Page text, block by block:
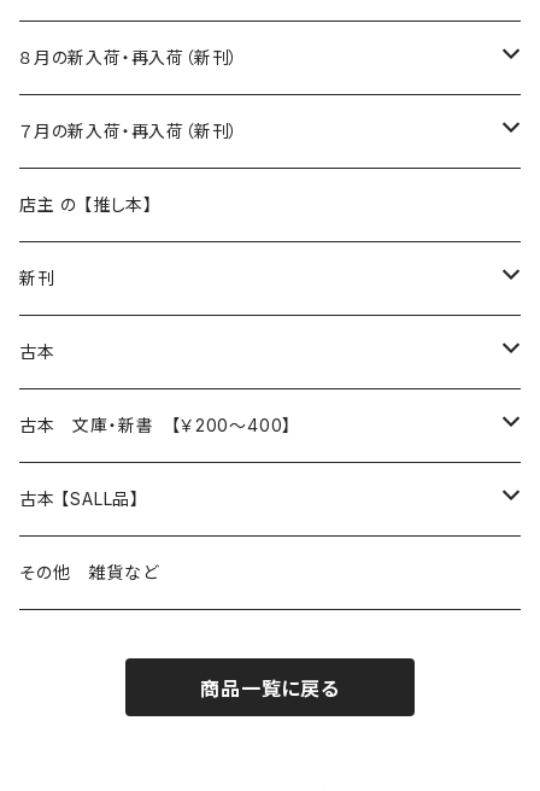
８月の新入荷・再入荷（新刊）
新入荷
再入荷
７月の新入荷・再入荷（新刊）
新入荷
再入荷
店主 の 【推し本】
新刊
本 の あれこれ
読書のこと
本屋のこと
文芸
近代小説 エッセイ 戯曲（日本人作家）
現代小説 エッセイ 戯曲（日本人作家）
現代小説 エッセイ 戯曲（外国人作家）
日々 の できこと
日常の 風景 群像
生き方 ライフスタイル
人生 生き方 について考える
食べ物 料理
古本
本 の あれこれ
読書のこと
本屋のこと
日本文学
小説 エッセイ 戯曲（日本人作家）
海外文学
詩（外国人作家）
日常の 風景 群像
生き方 ライフスタイル
古本 文庫・新書 【￥200～400】
日本文学
小説 エッセイ 戯曲
海外文学
古本 【SALL品】
20％OFF
その他 雑貨など
商品一覧に戻る